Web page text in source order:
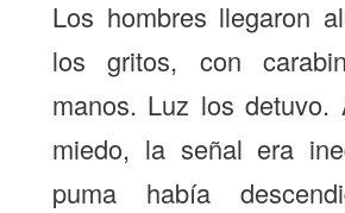
Los hombres llegaron
los gritos, con
manos. Luz los detuvo.
miedo, la señal era
puma había